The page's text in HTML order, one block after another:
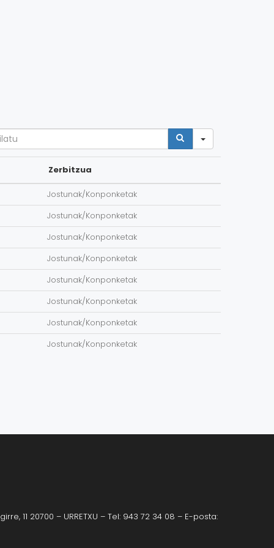
Zerbitzua
Jostunak/Konponketak
Jostunak/Konponketak
Jostunak/Konponketak
Jostunak/Konponketak
Jostunak/Konponketak
Jostunak/Konponketak
Jostunak/Konponketak
Jostunak/Konponketak
11 20700 – URRETXU – Tel: 943 72 34 08 – E-posta: